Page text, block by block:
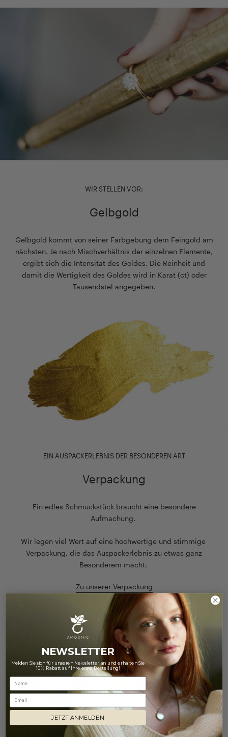
WIR STELLEN VOR:
Gelbgold
Gelbgold kommt von seiner Farbgebung dem Feingold am
nächsten. Je nach Mischverhältnis der einzelnen Elemente,
ergibt sich die Intensität des Goldes. Die Reinheit und
damit die Wertigkeit des Goldes wird in Karat (ct) oder
Tausendstel angegeben.
EIN AUSPACKERLEBNIS DER BESONDEREN ART
Verpackung
Ein edles Schmuckstück braucht eine besondere
Aufmachung.
Wir legen viel Wert auf eine hochwertige und stimmige
Verpackung, die das Auspackerlebnis zu etwas ganz
Besonderem macht.
Zu unserer Verpackung
NEWSLETTER
Melden Sie sich für unseren Newsletter an und erhalten Sie
10% Rabatt auf Ihre erste Bestellung!
Email
JETZT ANMELDEN